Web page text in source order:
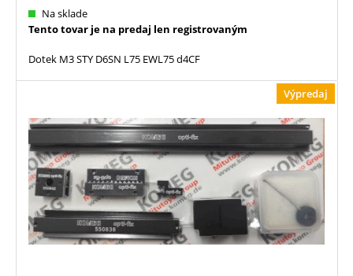
Na sklade
Tento tovar je na predaj len registrovaným
Dotek M3 STY D6SN L75 EWL75 d4CF
Výpredaj